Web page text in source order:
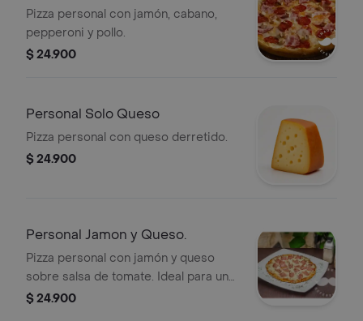
Pizza personal con jamón, cabano,
pepperoni y pollo.
$ 24.900
Personal Solo Queso
Pizza personal con queso derretido.
$ 24.900
Personal Jamon y Queso.
Pizza personal con jamón y queso
sobre salsa de tomate. Ideal para una
porción individual.
$ 24.900